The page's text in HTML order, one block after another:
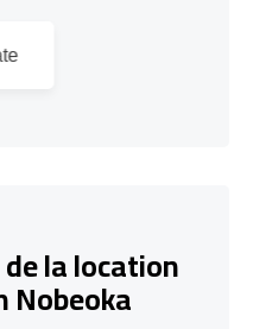
la location
Nobeoka